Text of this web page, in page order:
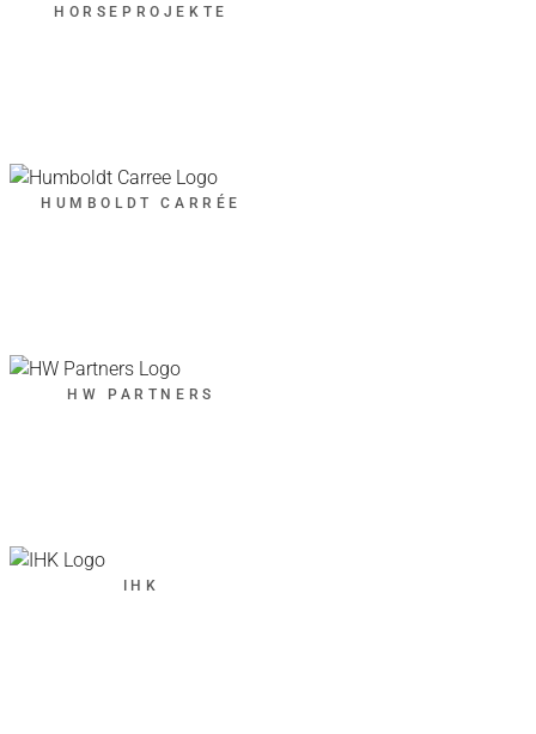
HORSEPROJEKTE
HUMBOLDT CARRÉE
HW PARTNERS
IHK